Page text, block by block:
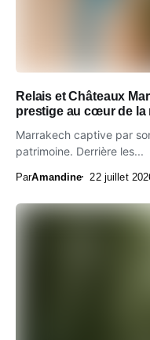
Relais et Châteaux
prestige au cœur de la
Marrakech captive par
patrimoine. Derrière les...
ParAmandine 22 juillet